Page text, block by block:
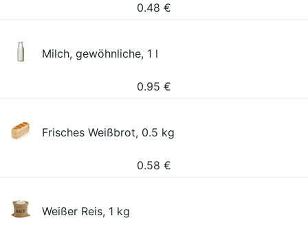
0.48 €
Milch, gewöhnliche, 1 l
0.95 €
Frisches Weißbrot, 0.5 kg
0.58 €
Weißer Reis, 1 kg